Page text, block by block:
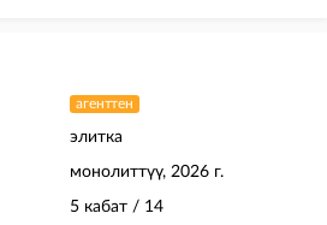
агенттен
элитка
монолиттүү, 2026 г.
5 кабат / 14